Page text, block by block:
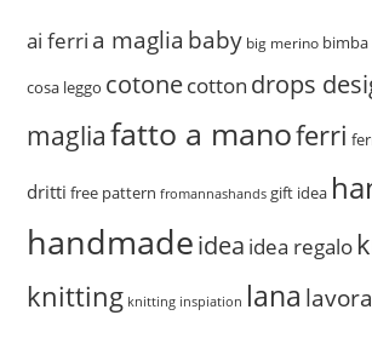
ai ferri a maglia baby big merino bimba
cosa leggo cotonecotton drops
magliafatto a manoferri
dritti free pattern fromannashands gift idea
handmadeidea idea regalo
knitting knitting inspiation lana